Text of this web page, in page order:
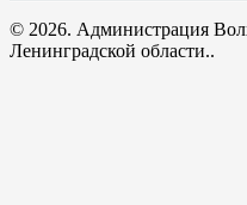
© 2026. Администрация
Ленинградской области..